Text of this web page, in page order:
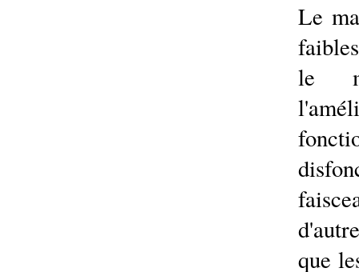
Le
le
que